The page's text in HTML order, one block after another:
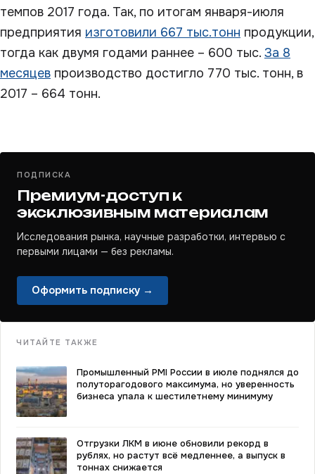
темпов 2017 года. Так, по итогам января-июля
предприятия изготовили 667 тыс.тонн продукции,
тогда как двумя годами раннее – 600 тыс. За 8
месяцев производство достигло 770 тыс. тонн, в
2017 – 664 тонн.
ПОДПИСКА
Премиум-доступ к
эксклюзивным материалам
Исследования рынка, научные разработки, интервью с
первыми лицами — без рекламы.
Оформить подписку →
ЧИТАЙТЕ ТАКЖЕ
Промышленный PMI России в июле поднялся до
полуторагодового максимума, но уверенность
бизнеса упала к шестилетнему минимуму
Отгрузки ЛКМ в июне обновили рекорд в
рублях, но растут всё медленнее, а выпуск в
тоннах снижается